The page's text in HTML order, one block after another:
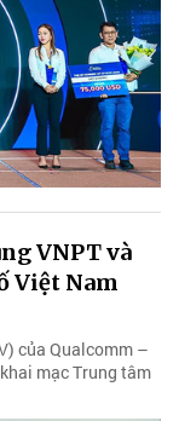
VNPT và
Việt Nam
của Qualcomm –
mạc Trung tâm